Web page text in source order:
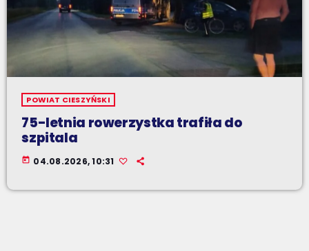
POWIAT CIESZYŃSKI
75-letnia rowerzystka trafiła do
szpitala
today 04.08.2026, 10:31